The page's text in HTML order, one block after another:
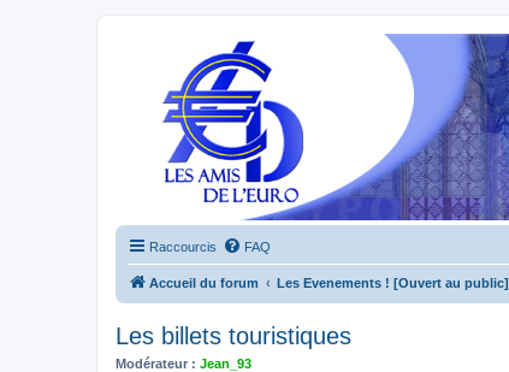
Raccourcis FAQ
Accueil du forum Les Evenements ! [Ouvert au public]
Les billets touristiques
Modérateur : Jean_93